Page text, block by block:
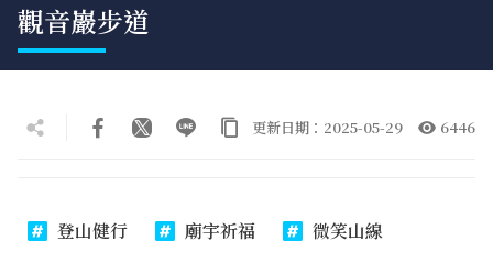
觀音巖步道
更新日期：2025-05-29 6446
登山健行 廟宇祈福 微笑山線